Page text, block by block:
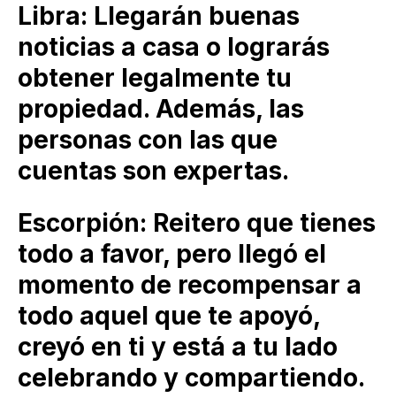
Libra: Llegarán buenas
noticias a casa o lograrás
obtener legalmente tu
propiedad. Además, las
personas con las que
cuentas son expertas.
Escorpión: Reitero que tienes
todo a favor, pero llegó el
momento de recompensar a
todo aquel que te apoyó,
creyó en ti y está a tu lado
celebrando y compartiendo.